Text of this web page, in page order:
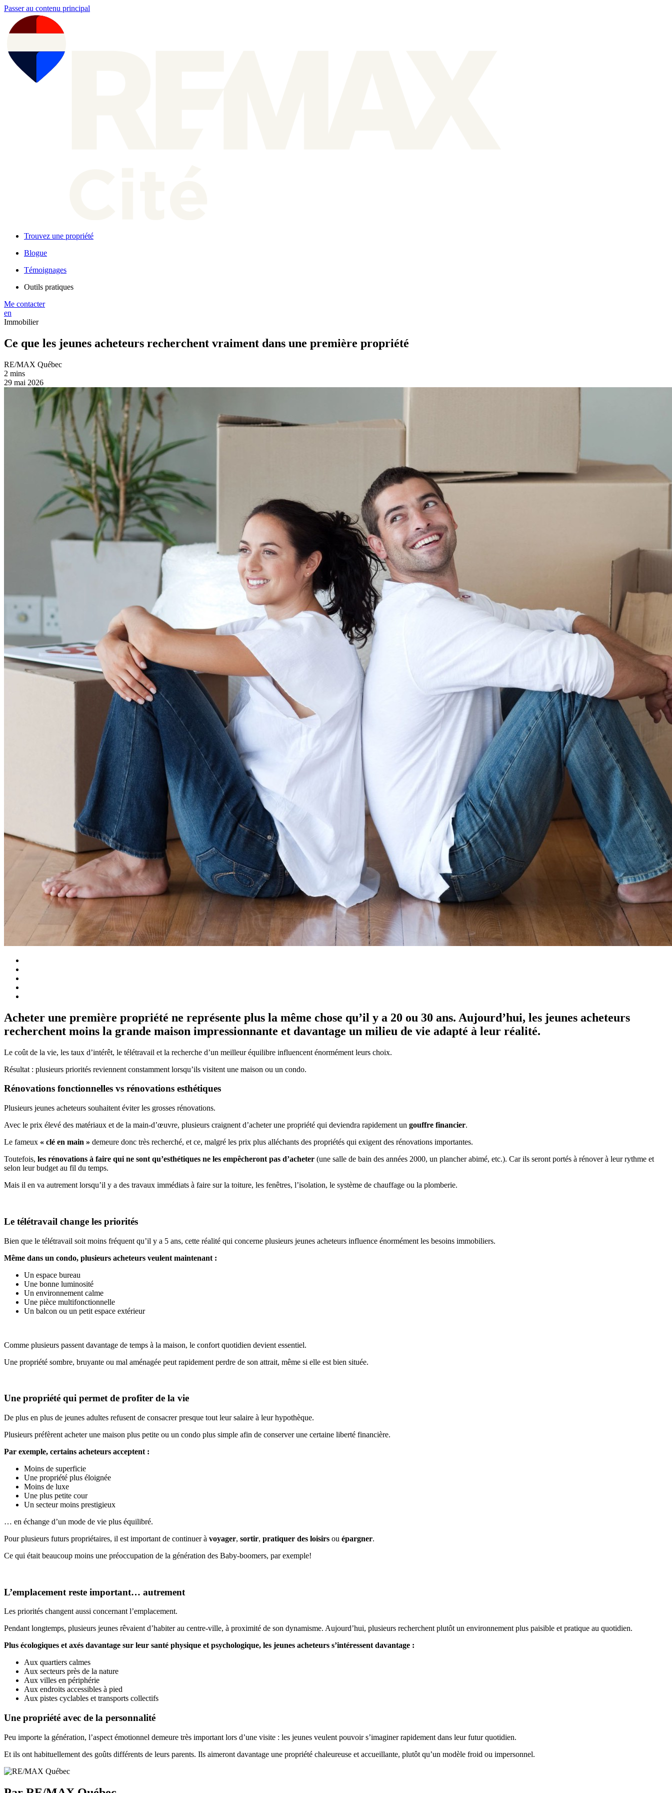
Passer au contenu principal
Trouvez une propriété
Blogue
Témoignages
Outils pratiques
Me contacter
en
Immobilier
Ce que les jeunes acheteurs recherchent vraiment dans une première propriété
RE/MAX Québec
2 mins
29 mai 2026
Acheter une première propriété ne représente plus la même chose qu’il y a 20 ou 30 ans. Aujourd’hui, les jeunes acheteurs
recherchent moins la grande maison impressionnante et davantage un milieu de vie adapté à leur réalité.
Le coût de la vie, les taux d’intérêt, le télétravail et la recherche d’un meilleur équilibre influencent énormément leurs choix.
Résultat : plusieurs priorités reviennent constamment lorsqu’ils visitent une maison ou un condo.
Rénovations fonctionnelles vs rénovations esthétiques
Plusieurs jeunes acheteurs souhaitent éviter les grosses rénovations.
Avec le prix élevé des matériaux et de la main-d’œuvre, plusieurs craignent d’acheter une propriété qui deviendra rapidement un gouffre financier.
Le fameux « clé en main » demeure donc très recherché, et ce, malgré les prix plus alléchants des propriétés qui exigent des rénovations importantes.
Toutefois, les rénovations à faire qui ne sont qu’esthétiques ne les empêcheront pas d’acheter (une salle de bain des années 2000, un plancher abimé, etc.). Car ils seront portés à rénover à leur rythme et
selon leur budget au fil du temps.
Mais il en va autrement lorsqu’il y a des travaux immédiats à faire sur la toiture, les fenêtres, l’isolation, le système de chauffage ou la plomberie.
Le télétravail change les priorités
Bien que le télétravail soit moins fréquent qu’il y a 5 ans, cette réalité qui concerne plusieurs jeunes acheteurs influence énormément les besoins immobiliers.
Même dans un condo, plusieurs acheteurs veulent maintenant :
Un espace bureau
Une bonne luminosité
Un environnement calme
Une pièce multifonctionnelle
Un balcon ou un petit espace extérieur
Comme plusieurs passent davantage de temps à la maison, le confort quotidien devient essentiel.
Une propriété sombre, bruyante ou mal aménagée peut rapidement perdre de son attrait, même si elle est bien située.
Une propriété qui permet de profiter de la vie
De plus en plus de jeunes adultes refusent de consacrer presque tout leur salaire à leur hypothèque.
Plusieurs préfèrent acheter une maison plus petite ou un condo plus simple afin de conserver une certaine liberté financière.
Par exemple, certains acheteurs acceptent :
Moins de superficie
Une propriété plus éloignée
Moins de luxe
Une plus petite cour
Un secteur moins prestigieux
… en échange d’un mode de vie plus équilibré.
Pour plusieurs futurs propriétaires, il est important de continuer à voyager, sortir, pratiquer des loisirs ou épargner.
Ce qui était beaucoup moins une préoccupation de la génération des Baby-boomers, par exemple!
L’emplacement reste important… autrement
Les priorités changent aussi concernant l’emplacement.
Pendant longtemps, plusieurs jeunes rêvaient d’habiter au centre-ville, à proximité de son dynamisme. Aujourd’hui, plusieurs recherchent plutôt un environnement plus paisible et pratique au quotidien.
Plus écologiques et axés davantage sur leur santé physique et psychologique, les jeunes acheteurs s’intéressent davantage :
Aux quartiers calmes
Aux secteurs près de la nature
Aux villes en périphérie
Aux endroits accessibles à pied
Aux pistes cyclables et transports collectifs
Une propriété avec de la personnalité
Peu importe la génération, l’aspect émotionnel demeure très important lors d’une visite : les jeunes veulent pouvoir s’imaginer rapidement dans leur futur quotidien.
Et ils ont habituellement des goûts différents de leurs parents. Ils aimeront davantage une propriété chaleureuse et accueillante, plutôt qu’un modèle froid ou impersonnel.